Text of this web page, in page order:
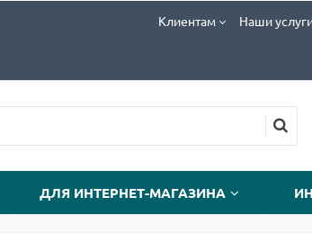
Клиентам Наши
ДЛЯ ИНТЕРНЕТ-МАГАЗИНА